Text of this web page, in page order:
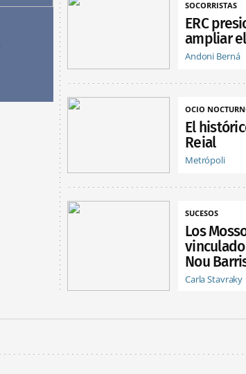
SOCORRISTAS
ERC
ampliar
Andoni Berná
OCIO
El
Reial
Metrópoli
SUCESOS
Los
Nou
Carla Stavraky